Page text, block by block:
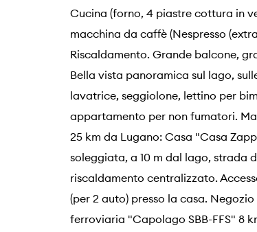
Cucina (forno, 4 piastre cottura in
macchina da caffè (Nespresso
Riscaldamento. Grande balcone,
Bella vista panoramica sul lago,
lavatrice, seggiolone, lettino per
appartamento per non fumatori.
25 km da Lugano: Casa "Casa
soleggiata, a 10 m dal lago, strada
riscaldamento centralizzato.
(per 2 auto) presso la casa.
ferroviaria "Capolago SBB-FFS" 8